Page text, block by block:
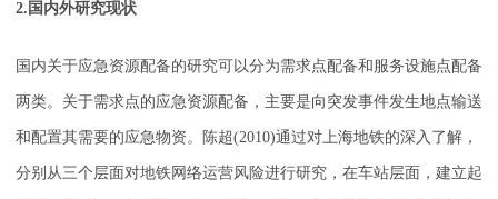
2.国内外研究现状
国内关于应急资源配备的研究可以分为需求点配备和服务设施点配备
两类。关于需求点的应急资源配备，主要是向突发事件发生地点输送
和配置其需要的应急物资。陈超(2010)通过对上海地铁的深入了解，
分别从三个层面对地铁网络运营风险进行研究，在车站层面，建立起